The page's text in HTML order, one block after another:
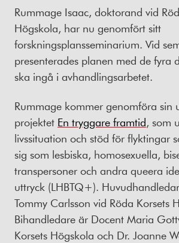
Rummage Isaac, doktorand vid
Högskola, har nu genomfört sitt
forskningsplansseminarium. Vid
presenterades planen med de fyra
ska ingå i avhandlingsarbetet.
Rummage kommer genomföra sin
projektet En tryggare framtid, som
livssituation och stöd för flyktingar
sig som lesbiska, homosexuella,
transpersoner och andra queera
uttryck (LHBTQ+).
Tommy Carlsson vid Röda Korsets
Bihandledare är Docent Maria
Korsets Högskola och Dr. Joanne